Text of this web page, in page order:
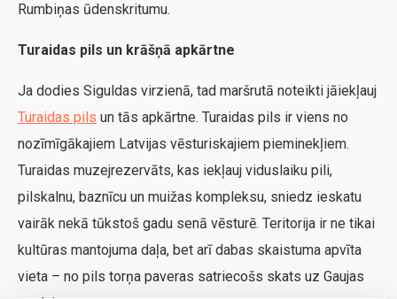
Rumbiņas ūdenskritumu.
Turaidas pils un krāšņā apkārtne
Ja dodies Siguldas virzienā, tad maršrutā noteikti jāiekļauj
Turaidas pils un tās apkārtne. Turaidas pils ir viens no
nozīmīgākajiem Latvijas vēsturiskajiem pieminekļiem.
Turaidas muzejrezervāts, kas iekļauj viduslaiku pili,
pilskalnu, baznīcu un muižas kompleksu, sniedz ieskatu
vairāk nekā tūkstoš gadu senā vēsturē. Teritorija ir ne tikai
kultūras mantojuma daļa, bet arī dabas skaistuma apvīta
vieta – no pils torņa paveras satriecošs skats uz Gaujas